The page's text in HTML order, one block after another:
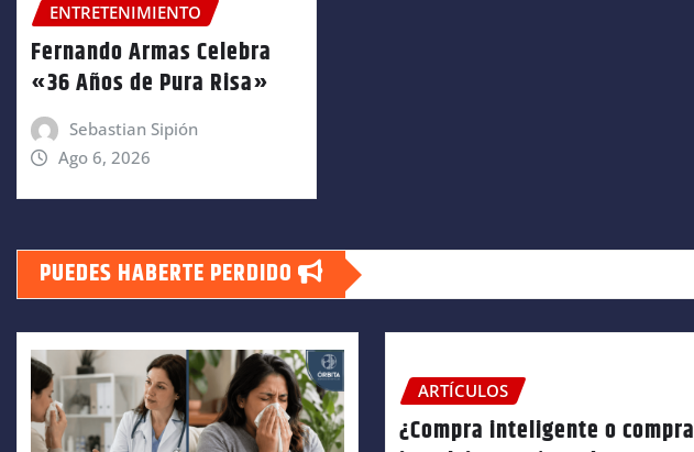
ENTRETENIMIENTO
Fernando Armas Celebra
«36 Años de Pura Risa»
Sebastian Sipión
Ago 6, 2026
PUEDES HABERTE PERDIDO
ARTÍCULOS
¿Compra inteligente o compra